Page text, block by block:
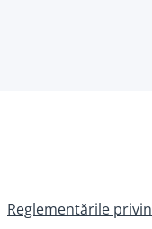
Reglementările